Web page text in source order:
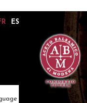
ES